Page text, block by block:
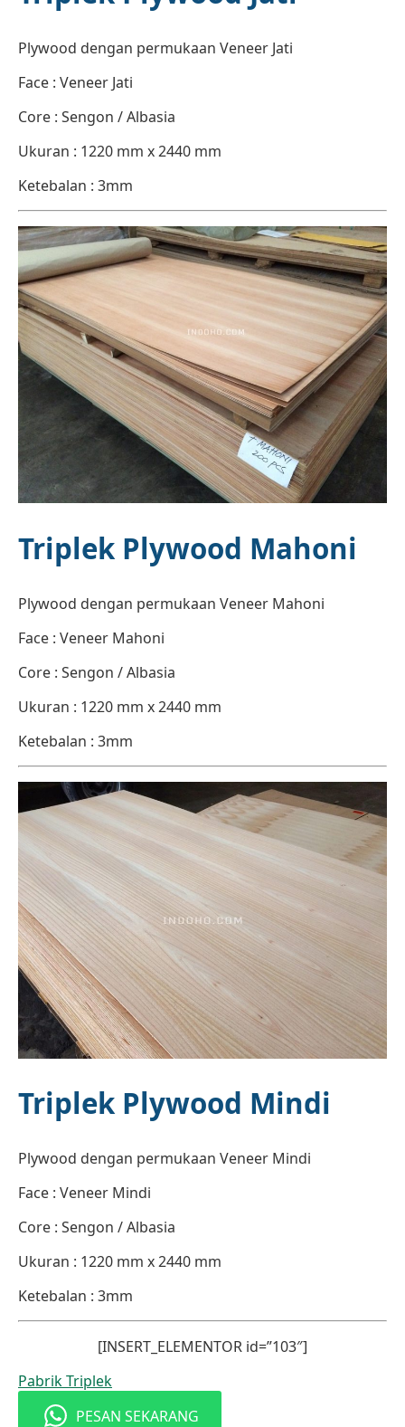
Plywood dengan permukaan Veneer Jati
Face : Veneer Jati
Core : Sengon / Albasia
Ukuran : 1220 mm x 2440 mm
Ketebalan : 3mm
Triplek Plywood Mahoni
Plywood dengan permukaan Veneer Mahoni
Face : Veneer Mahoni
Core : Sengon / Albasia
Ukuran : 1220 mm x 2440 mm
Ketebalan : 3mm
Triplek Plywood Mindi
Plywood dengan permukaan Veneer Mindi
Face : Veneer Mindi
Core : Sengon / Albasia
Ukuran : 1220 mm x 2440 mm
Ketebalan : 3mm
[INSERT_ELEMENTOR id=”103″]
Pabrik Triplek
PESAN SEKARANG